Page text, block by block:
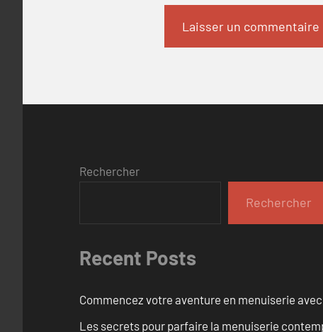
Rechercher
Rechercher
Recent Posts
Commencez votre aventure en menuiserie
Les secrets pour parfaire la menuiserie